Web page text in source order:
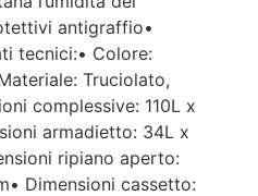
antigraffio•
tecnici:• Colore:
Truciolato,
complessive: 110L x
armadietto: 34L x
ripiano aperto:
Dimensioni cassetto: